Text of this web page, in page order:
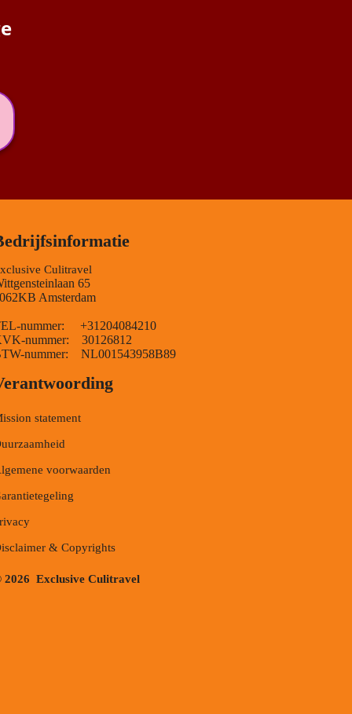
Culitravel
65
Amsterdam
nummer: +31204084210
nummer: 30126812
nummer: NL001543958B89
statement
voorwaarden
& Copyrights
2026 Exclusive Culitravel